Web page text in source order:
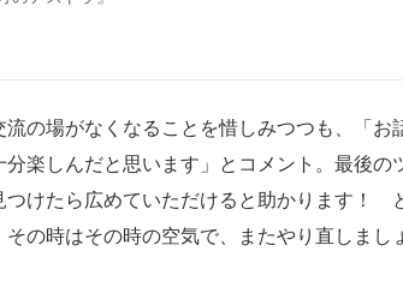
の場がなくなることを惜しみつつも、「お
分楽しんだと思います」とコメント。最後の
つけたら広めていただけると助かります！
の時はその時の空気で、またやり直しまし